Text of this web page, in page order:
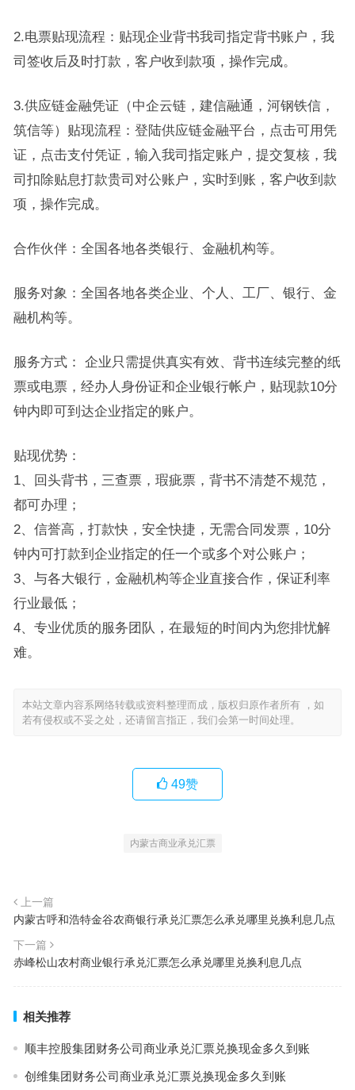
2.电票贴现流程：贴现企业背书我司指定背书账户，我
司签收后及时打款，客户收到款项，操作完成。
3.供应链金融凭证（中企云链，建信融通，河钢铁信，
筑信等）贴现流程：登陆供应链金融平台，点击可用凭
证，点击支付凭证，输入我司指定账户，提交复核，我
司扣除贴息打款贵司对公账户，实时到账，客户收到款
项，操作完成。
合作伙伴：全国各地各类银行、金融机构等。
服务对象：全国各地各类企业、个人、工厂、银行、金
融机构等。
服务方式： 企业只需提供真实有效、背书连续完整的纸
票或电票，经办人身份证和企业银行帐户，贴现款10分
钟内即可到达企业指定的账户。
贴现优势：
1、回头背书，三查票，瑕疵票，背书不清楚不规范，
都可办理；
2、信誉高，打款快，安全快捷，无需合同发票，10分
钟内可打款到企业指定的任一个或多个对公账户；
3、与各大银行，金融机构等企业直接合作，保证利率
行业最低；
4、专业优质的服务团队，在最短的时间内为您排忧解
难。
本站文章内容系网络转载或资料整理而成，版权归原作者所有 ，如
若有侵权或不妥之处，还请留言指正，我们会第一时间处理。
49赞
内蒙古商业承兑汇票
上一篇
内蒙古呼和浩特金谷农商银行承兑汇票怎么承兑哪里兑换利息几点
下一篇
赤峰松山农村商业银行承兑汇票怎么承兑哪里兑换利息几点
相关推荐
顺丰控股集团财务公司商业承兑汇票兑换现金多久到账
创维集团财务公司商业承兑汇票兑换现金多久到账